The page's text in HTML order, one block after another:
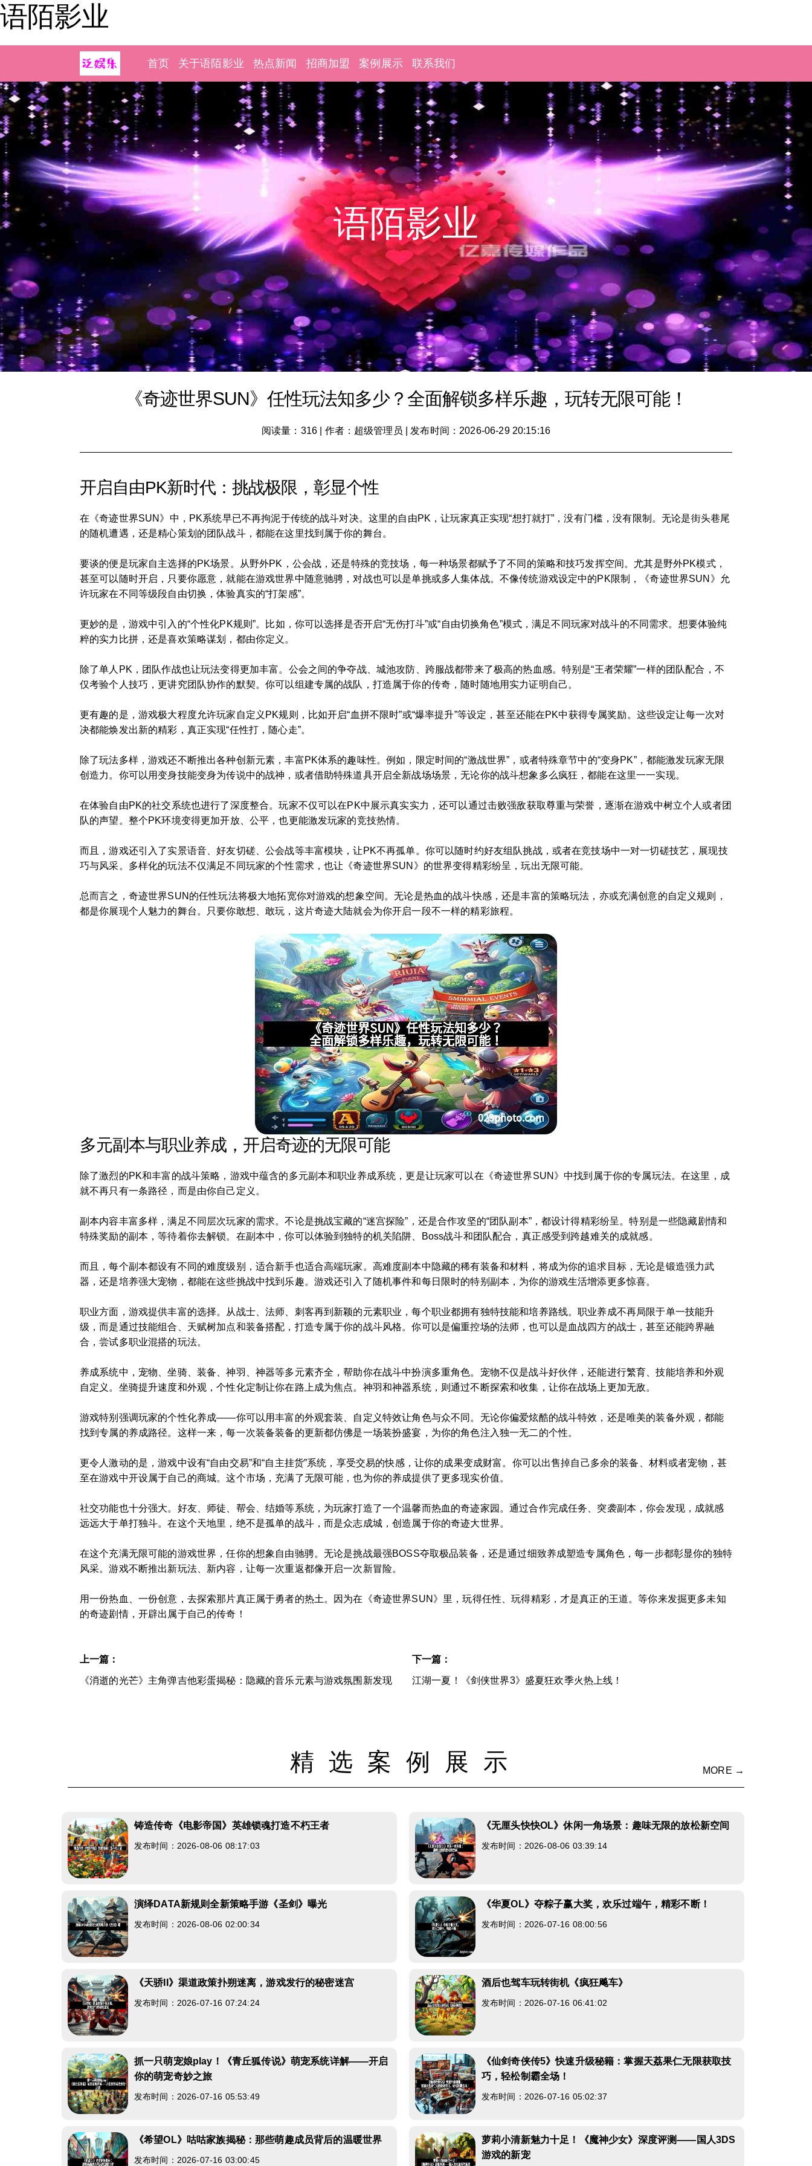
语陌影业
首页 关于语陌影业 热点新闻 招商加盟 案例展示 联系我们
语陌影业
《奇迹世界SUN》任性玩法知多少？全面解锁多样乐趣，玩转无限可能！
阅读量：316 作者：超级管理员 发布时间：2026-06-29 20:15:16
开启自由PK新时代：挑战极限，彰显个性
在《奇迹世界SUN》中，PK系统早已不再拘泥于传统的战斗对决。这里的自由PK，让玩家真正实现“想打就打”，没有门槛，没有限制。无论是街头巷尾
的随机遭遇，还是精心策划的团队战斗，都能在这里找到属于你的舞台。
要谈的便是玩家自主选择的PK场景。从野外PK，公会战，还是特殊的竞技场，每一种场景都赋予了不同的策略和技巧发挥空间。尤其是野外PK模式，
甚至可以随时开启，只要你愿意，就能在游戏世界中随意驰骋，对战也可以是单挑或多人集体战。不像传统游戏设定中的PK限制，《奇迹世界SUN》允
许玩家在不同等级段自由切换，体验真实的“打架感”。
更妙的是，游戏中引入的“个性化PK规则”。比如，你可以选择是否开启“无伤打斗”或“自由切换角色”模式，满足不同玩家对战斗的不同需求。想要体验纯
粹的实力比拼，还是喜欢策略谋划，都由你定义。
除了单人PK，团队作战也让玩法变得更加丰富。公会之间的争夺战、城池攻防、跨服战都带来了极高的热血感。特别是“王者荣耀”一样的团队配合，不
仅考验个人技巧，更讲究团队协作的默契。你可以组建专属的战队，打造属于你的传奇，随时随地用实力证明自己。
更有趣的是，游戏极大程度允许玩家自定义PK规则，比如开启“血拼不限时”或“爆率提升”等设定，甚至还能在PK中获得专属奖励。这些设定让每一次对
决都能焕发出新的精彩，真正实现“任性打，随心走”。
除了玩法多样，游戏还不断推出各种创新元素，丰富PK体系的趣味性。例如，限定时间的“激战世界”，或者特殊章节中的“变身PK”，都能激发玩家无限
创造力。你可以用变身技能变身为传说中的战神，或者借助特殊道具开启全新战场场景，无论你的战斗想象多么疯狂，都能在这里一一实现。
在体验自由PK的社交系统也进行了深度整合。玩家不仅可以在PK中展示真实实力，还可以通过击败强敌获取尊重与荣誉，逐渐在游戏中树立个人或者团
队的声望。整个PK环境变得更加开放、公平，也更能激发玩家的竞技热情。
而且，游戏还引入了实景语音、好友切磋、公会战等丰富模块，让PK不再孤单。你可以随时约好友组队挑战，或者在竞技场中一对一切磋技艺，展现技
巧与风采。多样化的玩法不仅满足不同玩家的个性需求，也让《奇迹世界SUN》的世界变得精彩纷呈，玩出无限可能。
总而言之，奇迹世界SUN的任性玩法将极大地拓宽你对游戏的想象空间。无论是热血的战斗快感，还是丰富的策略玩法，亦或充满创意的自定义规则，
都是你展现个人魅力的舞台。只要你敢想、敢玩，这片奇迹大陆就会为你开启一段不一样的精彩旅程。
多元副本与职业养成，开启奇迹的无限可能
除了激烈的PK和丰富的战斗策略，游戏中蕴含的多元副本和职业养成系统，更是让玩家可以在《奇迹世界SUN》中找到属于你的专属玩法。在这里，成
就不再只有一条路径，而是由你自己定义。
副本内容丰富多样，满足不同层次玩家的需求。不论是挑战宝藏的“迷宫探险”，还是合作攻坚的“团队副本”，都设计得精彩纷呈。特别是一些隐藏剧情和
特殊奖励的副本，等待着你去解锁。在副本中，你可以体验到独特的机关陷阱、Boss战斗和团队配合，真正感受到跨越难关的成就感。
而且，每个副本都设有不同的难度级别，适合新手也适合高端玩家。高难度副本中隐藏的稀有装备和材料，将成为你的追求目标，无论是锻造强力武
器，还是培养强大宠物，都能在这些挑战中找到乐趣。游戏还引入了随机事件和每日限时的特别副本，为你的游戏生活增添更多惊喜。
职业方面，游戏提供丰富的选择。从战士、法师、刺客再到新颖的元素职业，每个职业都拥有独特技能和培养路线。职业养成不再局限于单一技能升
级，而是通过技能组合、天赋树加点和装备搭配，打造专属于你的战斗风格。你可以是偏重控场的法师，也可以是血战四方的战士，甚至还能跨界融
合，尝试多职业混搭的玩法。
养成系统中，宠物、坐骑、装备、神羽、神器等多元素齐全，帮助你在战斗中扮演多重角色。宠物不仅是战斗好伙伴，还能进行繁育、技能培养和外观
自定义。坐骑提升速度和外观，个性化定制让你在路上成为焦点。神羽和神器系统，则通过不断探索和收集，让你在战场上更加无敌。
游戏特别强调玩家的个性化养成——你可以用丰富的外观套装、自定义特效让角色与众不同。无论你偏爱炫酷的战斗特效，还是唯美的装备外观，都能
找到专属的养成路径。这样一来，每一次装备装备的更新都仿佛是一场装扮盛宴，为你的角色注入独一无二的个性。
更令人激动的是，游戏中设有“自由交易”和“自主挂货”系统，享受交易的快感，让你的成果变成财富。你可以出售掉自己多余的装备、材料或者宠物，甚
至在游戏中开设属于自己的商城。这个市场，充满了无限可能，也为你的养成提供了更多现实价值。
社交功能也十分强大。好友、师徒、帮会、结婚等系统，为玩家打造了一个温馨而热血的奇迹家园。通过合作完成任务、突袭副本，你会发现，成就感
远远大于单打独斗。在这个天地里，绝不是孤单的战斗，而是众志成城，创造属于你的奇迹大世界。
在这个充满无限可能的游戏世界，任你的想象自由驰骋。无论是挑战最强BOSS夺取极品装备，还是通过细致养成塑造专属角色，每一步都彰显你的独特
风采。游戏不断推出新玩法、新内容，让每一次重返都像开启一次新冒险。
用一份热血、一份创意，去探索那片真正属于勇者的热土。因为在《奇迹世界SUN》里，玩得任性、玩得精彩，才是真正的王道。等你来发掘更多未知
的奇迹剧情，开辟出属于自己的传奇！
上一篇：
《消逝的光芒》主角弹吉他彩蛋揭秘：隐藏的音乐元素与游戏氛围新发现
下一篇：
江湖一夏！《剑侠世界3》盛夏狂欢季火热上线！
精选案例展示 MORE →
铸造传奇《电影帝国》英雄锁魂打造不朽王者
发布时间：2026-08-06 08:17:03
《无厘头快快OL》休闲一角场景：趣味无限的放松新空间
发布时间：2026-08-06 03:39:14
演绎DATA新规则全新策略手游《圣剑》曝光
发布时间：2026-08-06 02:00:34
《华夏OL》夺粽子赢大奖，欢乐过端午，精彩不断！
发布时间：2026-07-16 08:00:56
《天骄II》渠道政策扑朔迷离，游戏发行的秘密迷宫
发布时间：2026-07-16 07:24:24
酒后也驾车玩转街机《疯狂飚车》
发布时间：2026-07-16 06:41:02
抓一只萌宠娘play！《青丘狐传说》萌宠系统详解——开启
你的萌宠奇妙之旅
发布时间：2026-07-16 05:53:49
《仙剑奇侠传5》快速升级秘籍：掌握天荔果仁无限获取技
巧，轻松制霸全场！
发布时间：2026-07-16 05:02:37
《希望OL》咕咕家族揭秘：那些萌趣成员背后的温暖世界
发布时间：2026-07-16 03:00:45
萝莉小清新魅力十足！《魔神少女》深度评测——国人3DS
游戏的新宠